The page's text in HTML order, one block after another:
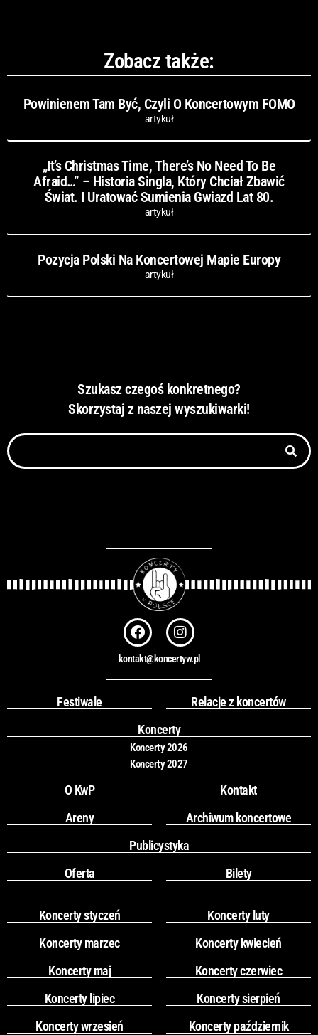
Zobacz także:
Powinienem Tam Być, Czyli O Koncertowym FOMO
artykuł
„It’s Christmas Time, There’s No Need To Be
Afraid…” – Historia Singla, Który Chciał Zbawić
Świat. I Uratować Sumienia Gwiazd Lat 80.
artykuł
Pozycja Polski Na Koncertowej Mapie Europy
artykuł
Szukasz czegoś konkretnego?
Skorzystaj z naszej wyszukiwarki!
Szukaj
F
a
c
e
b
o
k
I
n
s
t
a
r
a
m
kontakt@koncertyw.pl
Festiwale
Relacje z koncertów
Koncerty
Koncerty 2026
Koncerty 2027
O KwP
Kontakt
Areny
Archiwum koncertowe
Publicystyka
Oferta
Bilety
Koncerty styczeń
Koncerty luty
Koncerty marzec
Koncerty kwiecień
Koncerty maj
Koncerty czerwiec
Koncerty lipiec
Koncerty sierpień
Koncerty wrzesień
Koncerty październik